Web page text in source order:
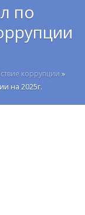
по
коррупции »
на 2025г.